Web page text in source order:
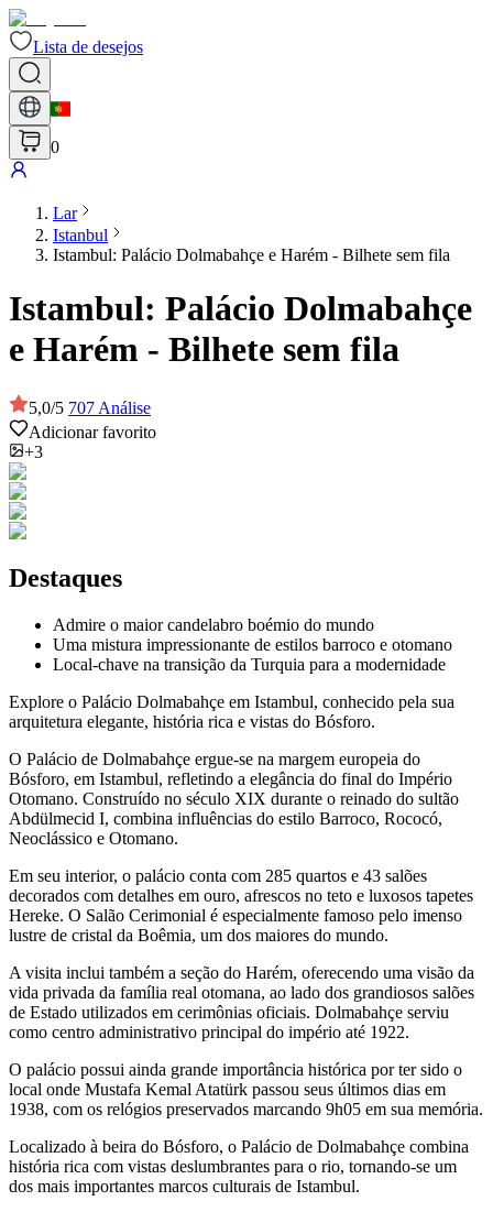
Lista de desejos
0
Lar
Istanbul
Istambul: Palácio Dolmabahçe e Harém - Bilhete sem fila
Istambul: Palácio Dolmabahçe
e Harém - Bilhete sem fila
5,0/5 707 Análise
Adicionar favorito
+3
Destaques
Admire o maior candelabro boémio do mundo
Uma mistura impressionante de estilos barroco e otomano
Local-chave na transição da Turquia para a modernidade
Explore o Palácio Dolmabahçe em Istambul, conhecido pela sua
arquitetura elegante, história rica e vistas do Bósforo.
O Palácio de Dolmabahçe ergue-se na margem europeia do
Bósforo, em Istambul, refletindo a elegância do final do Império
Otomano. Construído no século XIX durante o reinado do sultão
Abdülmecid I, combina influências do estilo Barroco, Rococó,
Neoclássico e Otomano.
Em seu interior, o palácio conta com 285 quartos e 43 salões
decorados com detalhes em ouro, afrescos no teto e luxosos tapetes
Hereke. O Salão Cerimonial é especialmente famoso pelo imenso
lustre de cristal da Boêmia, um dos maiores do mundo.
A visita inclui também a seção do Harém, oferecendo uma visão da
vida privada da família real otomana, ao lado dos grandiosos salões
de Estado utilizados em cerimônias oficiais. Dolmabahçe serviu
como centro administrativo principal do império até 1922.
O palácio possui ainda grande importância histórica por ter sido o
local onde Mustafa Kemal Atatürk passou seus últimos dias em
1938, com os relógios preservados marcando 9h05 em sua memória.
Localizado à beira do Bósforo, o Palácio de Dolmabahçe combina
história rica com vistas deslumbrantes para o rio, tornando-se um
dos mais importantes marcos culturais de Istambul.